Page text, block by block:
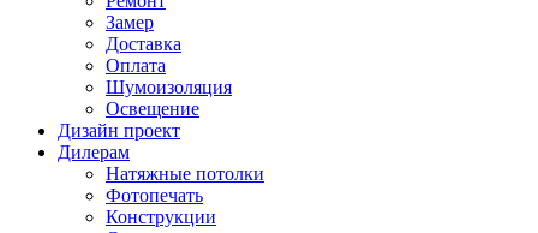
Замер
Доставка
Оплата
Шумоизоляция
Освещение
Дизайн проект
Дилерам
Натяжные потолки
Фотопечать
Конструкции